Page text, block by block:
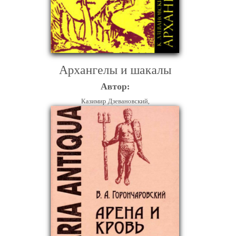
Архангелы и шакалы
Автор:
Казимир Дзевановский,